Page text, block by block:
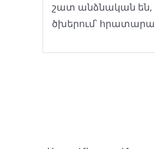
շատ անձնական են,
ծխերում՝